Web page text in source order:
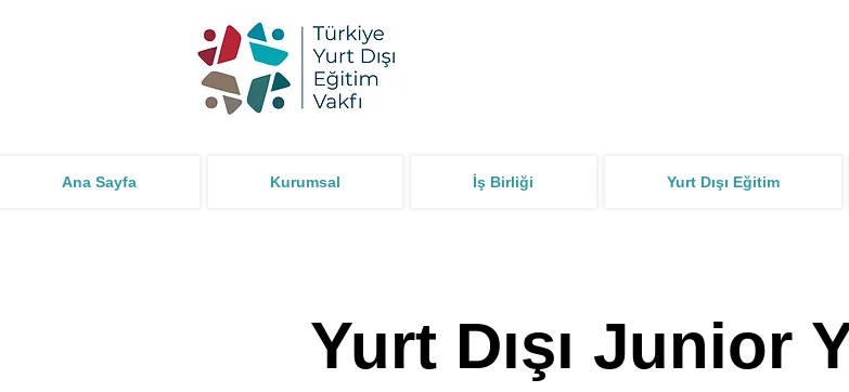
Ana Sayfa Kurumsal İş Birliği Yurt Dışı Eğitim
Yurt Dışı Junior